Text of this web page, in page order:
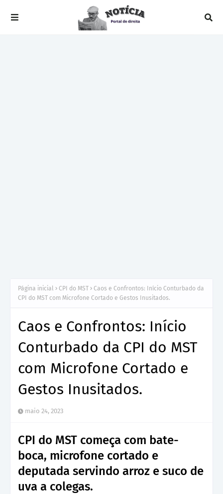
Página inicial CPI do MST
Caos e Confrontos: Início Conturbado da
CPI do MST com Microfone Cortado e Gestos Inusitados.
Caos e Confrontos: Início
Conturbado da CPI do MST
com Microfone Cortado e
Gestos Inusitados.
maio 24, 2023
CPI do MST começa com bate-
boca, microfone cortado e
deputada servindo arroz e suco de
uva a colegas.